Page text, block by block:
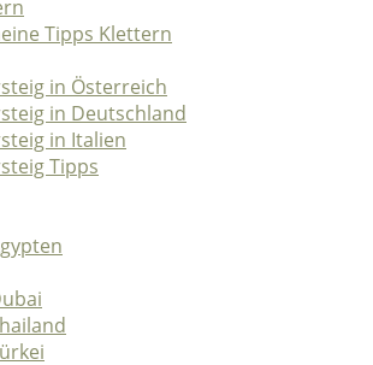
Tipps Klettern
in Österreich
in Deutschland
in Italien
Tipps